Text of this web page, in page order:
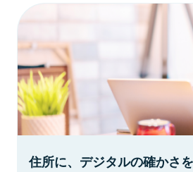
住所に、デジタルの確かさを